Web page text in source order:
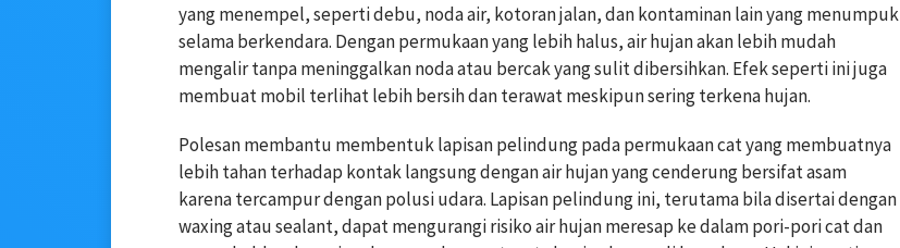
yang menempel, seperti debu, noda air, kotoran jalan, dan kontaminan lain yang menumpuk
selama berkendara. Dengan permukaan yang lebih halus, air hujan akan lebih mudah
mengalir tanpa meninggalkan noda atau bercak yang sulit dibersihkan. Efek seperti ini juga
membuat mobil terlihat lebih bersih dan terawat meskipun sering terkena hujan.
Polesan membantu membentuk lapisan pelindung pada permukaan cat yang membuatnya
lebih tahan terhadap kontak langsung dengan air hujan yang cenderung bersifat asam
karena tercampur dengan polusi udara. Lapisan pelindung ini, terutama bila disertai dengan
waxing atau sealant, dapat mengurangi risiko air hujan meresap ke dalam pori-pori cat dan